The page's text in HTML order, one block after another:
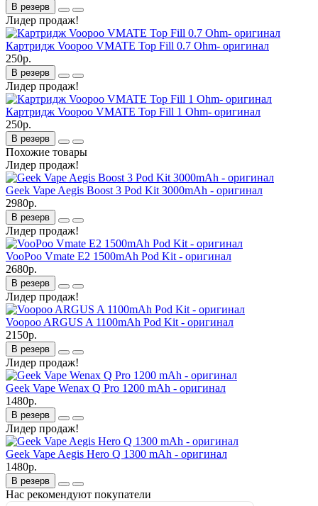
В резерв
Лидер продаж!
Картридж Voopoo VMATE Top Fill 0.7 Ohm- оригинал
250р.
В резерв
Лидер продаж!
Картридж Voopoo VMATE Top Fill 1 Ohm- оригинал
250р.
В резерв
Похожие товары
Лидер продаж!
Geek Vape Aegis Boost 3 Pod Kit 3000mAh - оригинал
2980р.
В резерв
Лидер продаж!
VooPoo Vmate E2 1500mAh Pod Kit - оригинал
2680р.
В резерв
Лидер продаж!
Voopoo ARGUS A 1100mAh Pod Kit - оригинал
2150р.
В резерв
Лидер продаж!
Geek Vape Wenax Q Pro 1200 mAh - оригинал
1480р.
В резерв
Лидер продаж!
Geek Vape Aegis Hero Q 1300 mAh - оригинал
1480р.
В резерв
Нас рекомендуют покупатели